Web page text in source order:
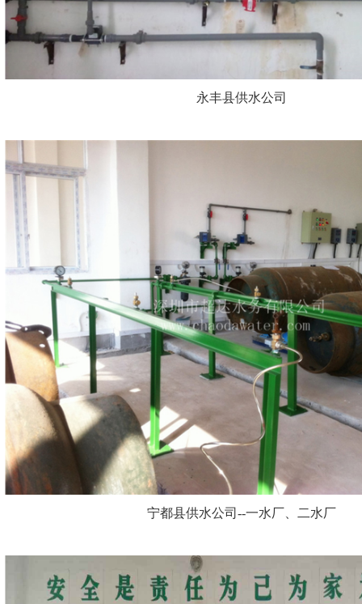
永丰县供水公司
宁都县供水公司--一水厂、二水厂